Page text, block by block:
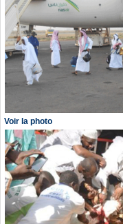
Voir la photo